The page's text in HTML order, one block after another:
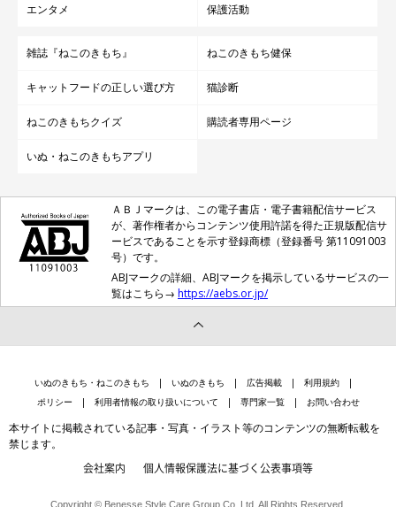
ねこのきもち投稿写真ギャラリー
りたければ、私をなでてからにしなさい」と言っていそうな、
堂々とした佇まいです♪
エンタメ 保護活動
雑誌『ねこのきもち』 ねこのきもち健保
キャットフードの正しい選び方 猫診断
ねこのきもちクイズ 購読者専用ページ
いぬ・ねこのきもちアプリ
ＡＢＪマークは、この電子書店・電子書籍配信サービス
が、著作権者からコンテンツ使用許諾を得た正規版配信サ
ービスであることを示す登録商標（登録番号 第11091003
号）です。
ABJマークの詳細、ABJマークを掲示しているサービスの一
覧はこちら→ https://aebs.or.jp/
いぬのきもち・ねこのきもち いぬのきもち 広告掲載
利用規約
ポリシー
利用者情報の取り扱いについて 専門家一覧 お問い合わせ
本サイトに掲載されている記事・写真・イラスト等のコンテンツの無断転載を
禁じます。
会社案内 個人情報保護法に基づく公表事項等
Copyright © Benesse Style Care Group Co.,Ltd. All Rights Reserved.